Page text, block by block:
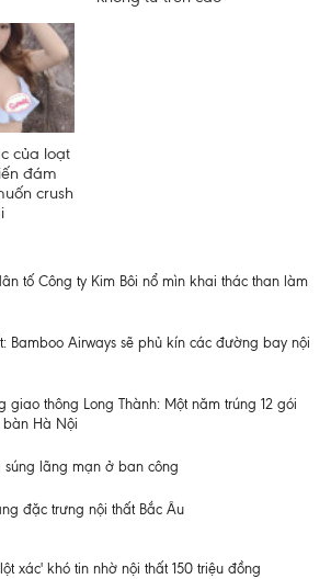
của loạt
đám
crush
tố Công ty Kim Bôi nổ mìn khai thác than làm
Bamboo Airways sẽ phủ kín các đường bay nội
giao thông Long Thành: Một năm trúng 12 gói
bàn Hà Nội
súng lãng mạn ở ban công
đặc trưng nội thất Bắc Âu
xác' khó tin nhờ nội thất 150 triệu đồng